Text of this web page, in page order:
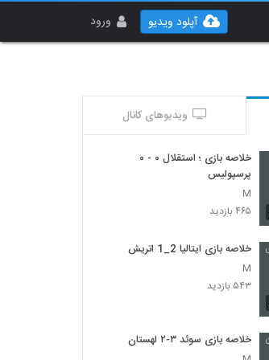
ورود آپلود ویدیو
ویدیوهای کانال
خلاصه بازی ؛ استقلال ۰ - ۰
پرسپولیس
M
۴۶۵ بازدید
خلاصه بازی ایتالیا 2_1 اتريش
M
۵۴۳ بازدید
خلاصه بازی سوئد ۳-۲ لهستان